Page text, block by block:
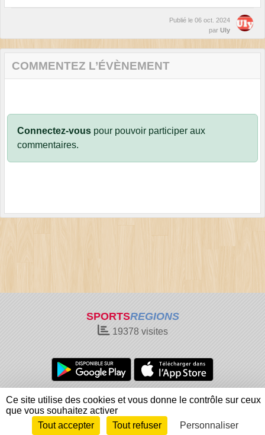
Publié le 06 oct. 2024
par Uly
COMMENTEZ L’ÉVÈNEMENT
Connectez-vous pour pouvoir participer aux
commentaires.
SPORTSREGIONS
19378visites
Charte cookies
Gestion des cookies
Informations légales
Signaler un contenu inapproprié
Envie de participer ?
Connexion
Ce site utilise des cookies et vous donne le contrôle sur ceux
que vous souhaitez activer
Tout accepter
Tout refuser Personnaliser